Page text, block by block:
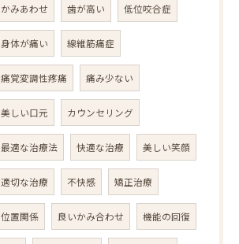
かみあわせ 歯が高い 低位咬合症
身体が痛い 線維筋痛症
痛覚変調性疼痛 痛み少ない
美しい口元 カウンセリング
最適な治療法 快適な治療 美しい笑顔
適切な治療 不快感 矯正治療
位置関係 良いかみ合わせ 機能の回復